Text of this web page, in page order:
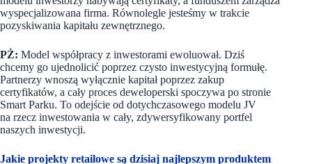
wyspecjalizowana firma. Równolegle jesteśmy w trakcie
pozyskiwania kapitału zewnętrznego.
PŻ: Model współpracy z inwestorami ewoluował. Dziś
chcemy go ujednolicić poprzez czysto inwestycyjną formułę.
Partnerzy wnoszą wyłącznie kapitał poprzez zakup
certyfikatów, a cały proces deweloperski spoczywa po stronie
Smart Parku. To odejście od dotychczasowego modelu JV
na rzecz inwestowania w cały, zdywersyfikowany portfel
naszych inwestycji.
Jakie projekty retailowe są dzisiaj najlepszym produktem